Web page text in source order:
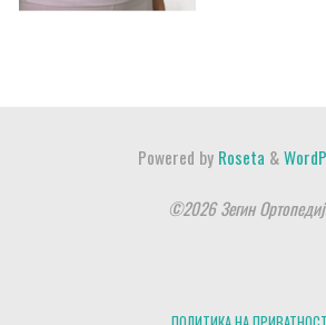
Powered by Roseta &
©2026 Зегин